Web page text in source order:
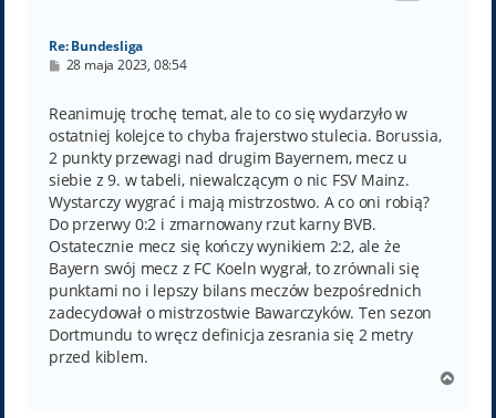
Re: Bundesliga
P
t
28 maja 2023, 08:54
Reanimuję trochę temat, ale to co się wydarzyło w
ostatniej kolejce to chyba frajerstwo stulecia. Borussia,
2 punkty przewagi nad drugim Bayernem, mecz u
siebie z 9. w tabeli, niewalczącym o nic FSV Mainz.
Wystarczy wygrać i mają mistrzostwo. A co oni robią?
Do przerwy 0:2 i zmarnowany rzut karny BVB.
Ostatecznie mecz się kończy wynikiem 2:2, ale że
Bayern swój mecz z FC Koeln wygrał, to zrównali się
punktami no i lepszy bilans meczów bezpośrednich
zadecydował o mistrzostwie Bawarczyków. Ten sezon
Dortmundu to wręcz definicja zesrania się 2 metry
przed kiblem.